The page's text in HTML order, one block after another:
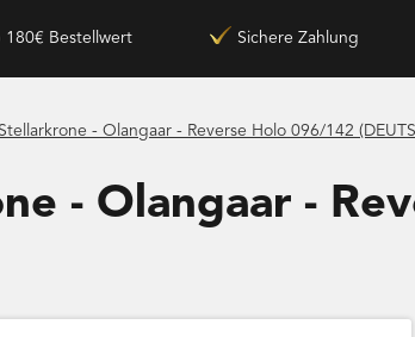
180€ Bestellwert Sichere Zahlung
- Olangaar - Reverse Holo 096/142
- Olangaar -